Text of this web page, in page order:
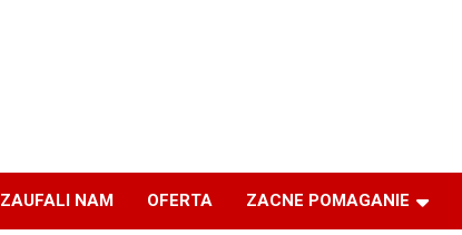
ZAUFALI NAM OFERTA ZACNE POMAGANIE